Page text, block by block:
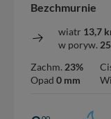
Bezchmurnie
wiatr 13,7
w poryw.
Zachm. 23%
Opad 0 mm